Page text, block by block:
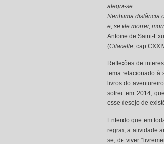
alegra-se.
Nenhuma distância
e, se ele morrer,
Antoine de Saint-
(Citadelle, cap
Reflexões de
tema relacionado à
livros do
sofreu em 2014,
esse desejo de
Entendo que em
regras; a atividade
se, de viver